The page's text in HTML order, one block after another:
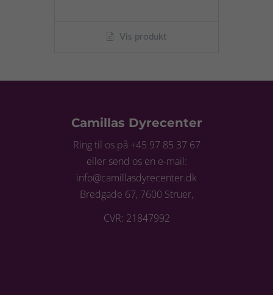
Vis produkt
Camillas Dyrecenter
Ring til os på +45 97 85 37 67
eller send os en e-mail:
info@camillasdyrecenter.dk
Bredgade 67, 7600 Struer,
CVR: 21847992